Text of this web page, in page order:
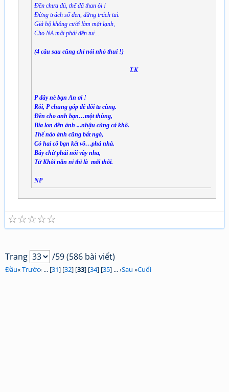
Đền chưa đủ, thế đã than ôi !
Đừng trách số đen, đừng trách tui.
Giả bộ không cười làm mặt lạnh,
Cho NA mãi phải đền tui...
(4 câu sau cũng chỉ nói nhỏ thui !)
T.K
P đây nè bạn An ơi !
Rồi, P chung góp để đôi ta cùng.
Đền cho anh bạn…một thùng,
Bia lon đền ảnh ...nhậu cùng cá khô.
Thế nào ảnh cũng bất ngờ,
Có hai cô bạn kết vô…phá nhà.
Bây chừ phải nói vầy nha,
Tử Khôi năn nỉ thì là mới thôi.
NP
☆
☆
☆
☆
☆
Trang /59 (586 bài viết)
Đầu«Trước‹ ... [31] [32] [33] [34] [35] ... ›Sau »Cuối